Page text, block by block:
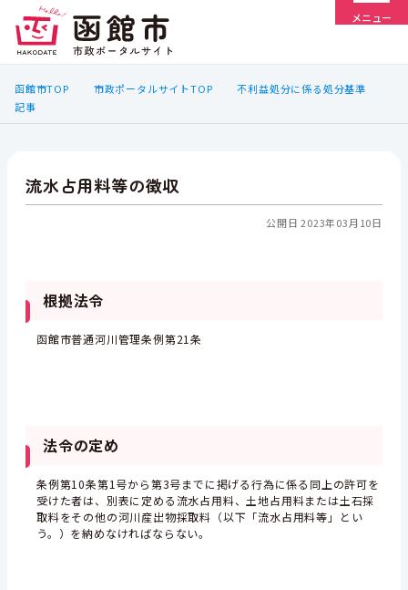
メニュー
函館市TOP 市政ポータルサイトTOP
不利益処分に係る処分基準
記事
流水占用料等の徴収
公開日 2023年03月10日
根拠法令
函館市普通河川管理条例第21条
法令の定め
条例第10条第1号から第3号までに掲げる行為に係る同上の許可を
受けた者は、別表に定める流水占用料、土地占用料または土石採
取料をその他の河川産出物採取料（以下「流水占用料等」とい
う。）を納めなければならない。